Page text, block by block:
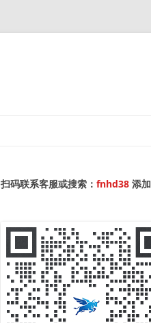
扫码联系客服或搜索： fnhd38 添加